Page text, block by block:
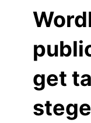
get